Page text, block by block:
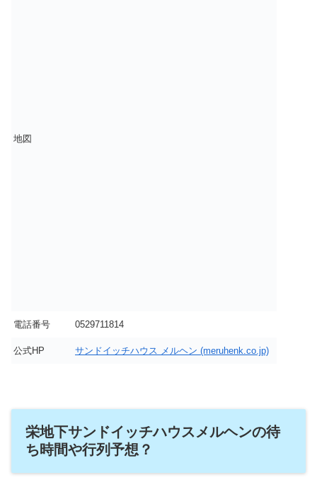
地図
電話番号 0529711814
公式HP サンドイッチハウス メルヘン (meruhenk.co.jp)
栄地下サンドイッチハウスメルヘンの待
ち時間や行列予想？